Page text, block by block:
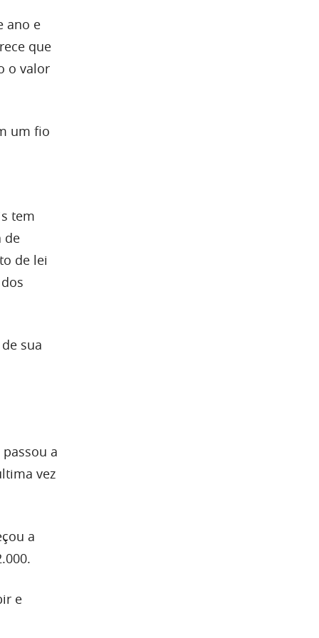
ano e
que
o valor
um fio
tem
de
de lei
sua
a
vez
a
e